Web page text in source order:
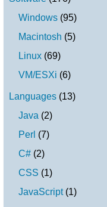
Windows (95)
Macintosh (5)
Linux (69)
VM/ESXi (6)
Languages (13)
Java (2)
Perl (7)
C# (2)
CSS (1)
JavaScript (1)